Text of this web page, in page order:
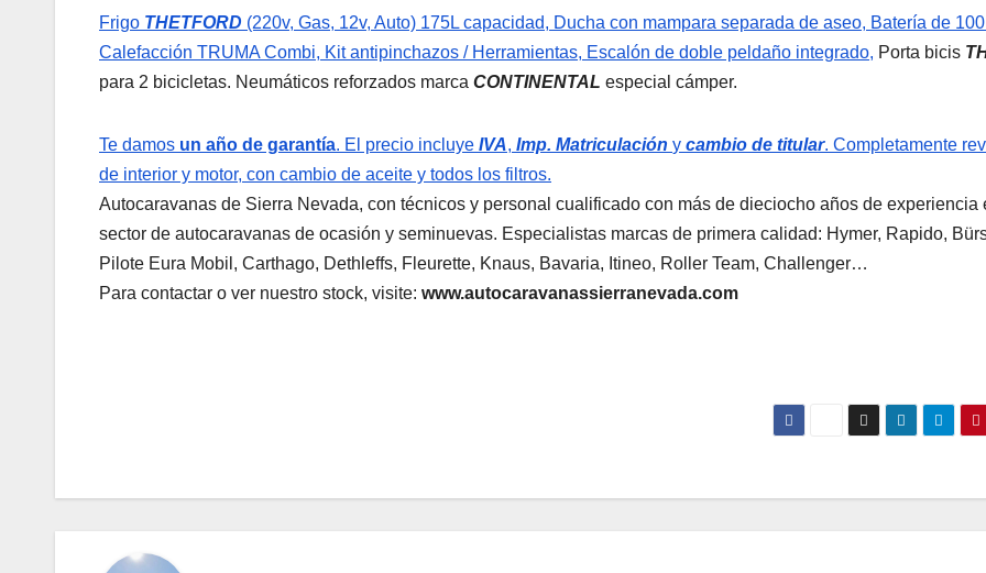
Frigo THETFORD (220v, Gas, 12v, Auto) 175L capacidad, Ducha con mampara separada de aseo, Batería de
Calefacción TRUMA Combi, Kit antipinchazos / Herramientas, Escalón de doble peldaño integrado, Porta bicis
para 2 bicicletas. Neumáticos reforzados marca CONTINENTAL especial cámper.
Te damos un año de garantía. El precio incluye IVA, Imp. Matriculación y cambio de titular. Completamente
de interior y motor, con cambio de aceite y todos los filtros.
Autocaravanas de Sierra Nevada, con técnicos y personal cualificado con más de dieciocho años de experiencia
sector de autocaravanas de ocasión y seminuevas. Especialistas marcas de primera calidad: Hymer, Rapido,
Pilote Eura Mobil, Carthago, Dethleffs, Fleurette, Knaus, Bavaria, Itineo, Roller Team, Challenger…
Para contactar o ver nuestro stock, visite: www.autocaravanassierranevada.com